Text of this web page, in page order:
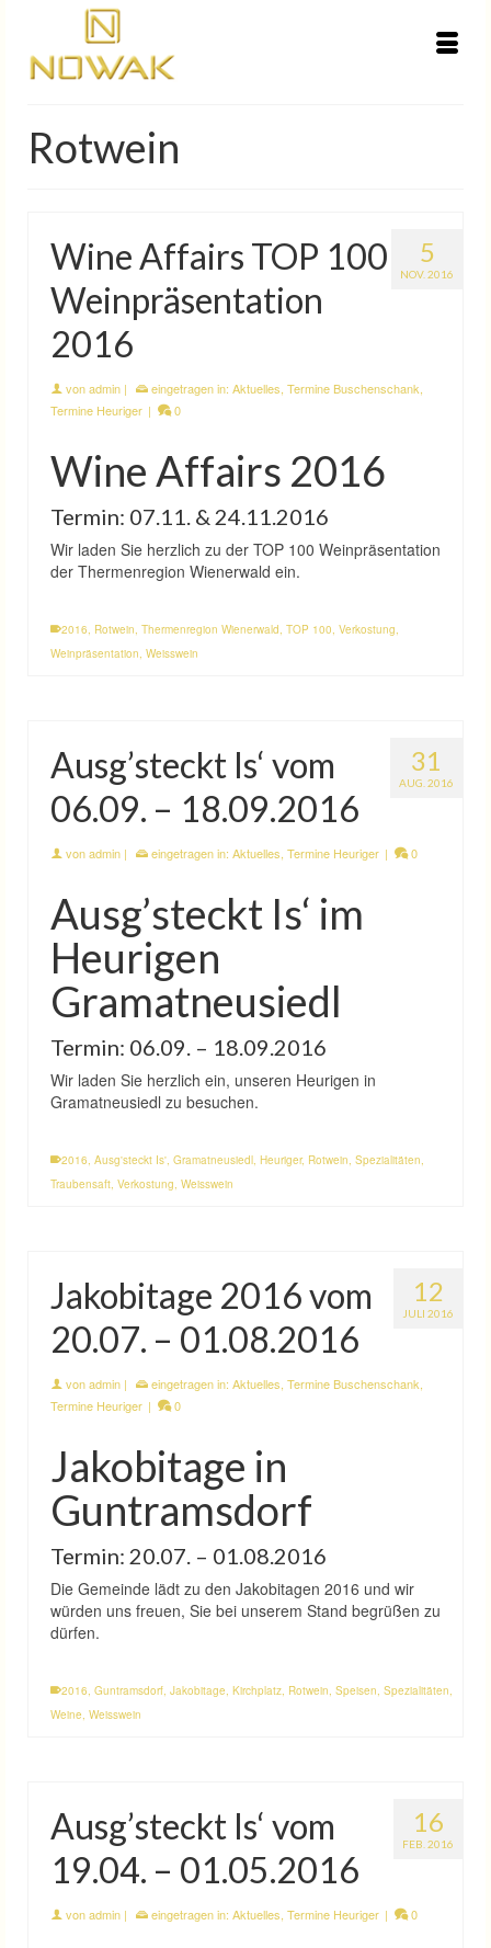
Rotwein
5
NOV. 2016
Wine Affairs TOP 100
Weinpräsentation
2016
vonadmin | eingetragen in: Aktuelles Termine Buschenschank
Termine Heuriger | 0
Wine Affairs 2016
Termin: 07.11. & 24.11.2016
Wir laden Sie herzlich zu der TOP 100 Weinpräsentation
der Thermenregion Wienerwald ein.
2016, Rotwein, Thermenregion Wienerwald, TOP 100, Verkostung,
Weinpräsentation, Weisswein
31
AUG. 2016
Ausg’steckt Is‘ vom
06.09. – 18.09.2016
vonadmin | eingetragen in: Aktuelles Termine Heuriger | 0
Ausg’steckt Is‘ im
Heurigen
Gramatneusiedl
Termin: 06.09. – 18.09.2016
Wir laden Sie herzlich ein, unseren Heurigen in
Gramatneusiedl zu besuchen.
2016, Ausg'steckt Is', Gramatneusiedl, Heuriger, Rotwein, Spezialitäten,
Traubensaft, Verkostung, Weisswein
12
JULI 2016
Jakobitage 2016 vom
20.07. – 01.08.2016
vonadmin | eingetragen in: Aktuelles, Termine Buschenschank,
Termine Heuriger | 0
Jakobitage in
Guntramsdorf
Termin: 20.07. – 01.08.2016
Die Gemeinde lädt zu den Jakobitagen 2016 und wir
würden uns freuen, Sie bei unserem Stand begrüßen zu
dürfen.
2016, Guntramsdorf, Jakobitage, Kirchplatz, Rotwein, Speisen, Spezialitäten,
Weine, Weisswein
16
FEB. 2016
Ausg’steckt Is‘ vom
19.04. – 01.05.2016
vonadmin | eingetragen in: Aktuelles, Termine Heuriger | 0